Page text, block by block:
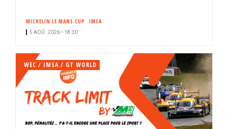
MICHELIN LE MANS CUP IMSA
5 AOÛ. 2026 • 18:30
WEC / IMSA / GT WORLD